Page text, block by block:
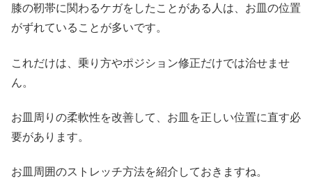
膝の靭帯に関わるケガをしたことがある人は、お皿の位置
がずれていることが多いです。
これだけは、乗り方やポジション修正だけでは治せませ
ん。
お皿周りの柔軟性を改善して、お皿を正しい位置に直す必
要があります。
お皿周囲のストレッチ方法を紹介しておきますね。